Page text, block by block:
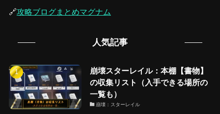
🔗攻略ブログまとめマグナム
人気記事
崩壊スターレイル：本棚【書物】
の収集リスト（入手できる場所の
一覧も）
崩壊：スターレイル